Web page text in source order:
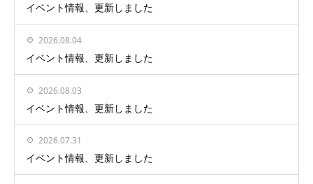
イベント情報、更新しました
2026.08.04
イベント情報、更新しました
2026.08.03
イベント情報、更新しました
2026.07.31
イベント情報、更新しました